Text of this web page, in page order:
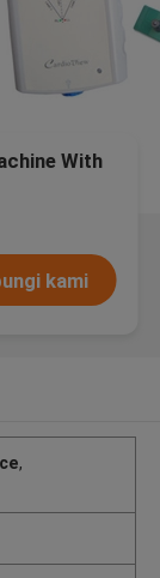
With
kami
,